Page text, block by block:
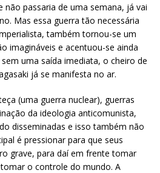
não passaria de uma semana, já vai
Mas essa guerra tão necessária
também tornou-se um
imagináveis e acentuou-se ainda
uma saída imediata, o cheiro de
já se manifesta no ar.
(uma guerra nuclear), guerras
da ideologia anticomunista,
disseminadas e isso também não
é pressionar para que seus
grave, para daí em frente tomar
o controle do mundo. A